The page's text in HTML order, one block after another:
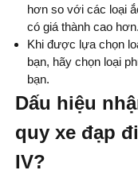
hơn so với các loại
có giá thành cao
Khi được lựa chọn
bạn, hãy chọn loại
bạn.
Dấu hiệu
quy xe đạp
IV?